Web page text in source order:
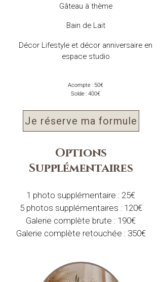
Gâteau à thème
Bain de Lait
Décor Lifestyle et décor anniversaire en
espace studio
Acompte : 50€
Solde : 400€
Je réserve ma formule
Options
Supplémentaires
1 photo supplémentaire : 25€
5 photos supplémentaires : 120€
Galerie complète brute : 190€
Galerie complète retouchée : 350€